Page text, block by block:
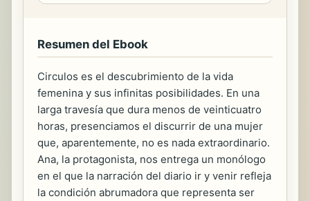
Resumen del Ebook
Circulos es el descubrimiento de la vida
femenina y sus infinitas posibilidades. En una
larga travesía que dura menos de veinticuatro
horas, presenciamos el discurrir de una mujer
que, aparentemente, no es nada extraordinario.
Ana, la protagonista, nos entrega un monólogo
en el que la narración del diario ir y venir refleja
la condición abrumadora que representa ser